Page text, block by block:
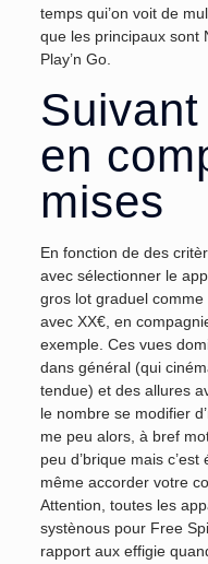
temps qui’on voit de
que les principaux sont
Play’n Go.
en
mises
En fonction de des
avec sélectionner le
gros lot graduel comme
avec XX€, en
exemple. Ces vues
dans général (qui
tendue) et des allures
le nombre se modifier
me peu alors, à bref
peu d’brique mais
même accorder votre
Attention, toutes les
systènous pour Free
rapport aux effigie